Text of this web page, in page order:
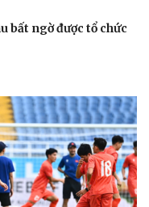
bất ngờ được tổ chức